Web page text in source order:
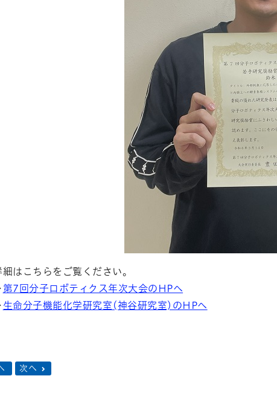
はこちらをご覧ください。
第7回分子ロボティクス年次大会のHPへ
生命分子機能化学研究室(神谷研究室)のHPへ
次へ